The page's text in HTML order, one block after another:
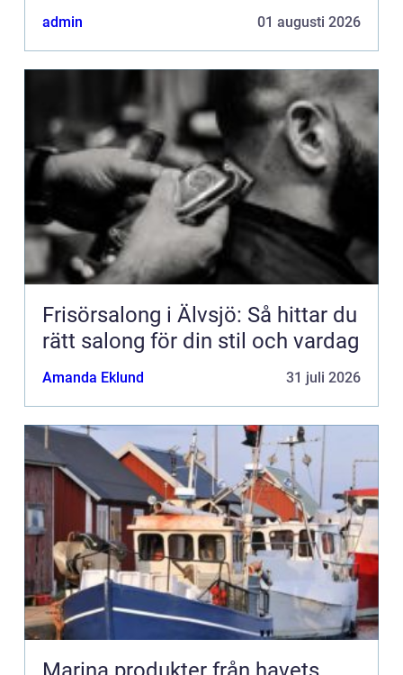
admin 01 augusti 2026
Frisörsalong i Älvsjö: Så hittar du
rätt salong för din stil och vardag
Amanda Eklund 31 juli 2026